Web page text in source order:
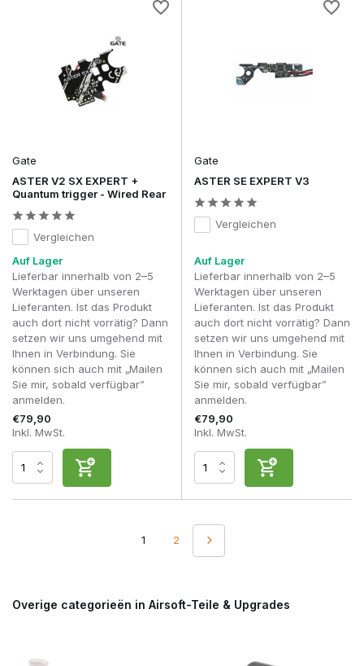
Gate
ASTER V2 SX EXPERT +
Quantum trigger - Wired Rear
Vergleichen
Auf Lager
Lieferbar innerhalb von 2–5
Werktagen über unseren
Lieferanten. Ist das Produkt
auch dort nicht vorrätig? Dann
setzen wir uns umgehend mit
Ihnen in Verbindung. Sie
können sich auch mit „Mailen
Sie mir, sobald verfügbar”
anmelden.
€79,90
Inkl. MwSt.
Gate
ASTER SE EXPERT V3
Vergleichen
Auf Lager
Lieferbar innerhalb von 2–5
Werktagen über unseren
Lieferanten. Ist das Produkt
auch dort nicht vorrätig? Dann
setzen wir uns umgehend mit
Ihnen in Verbindung. Sie
können sich auch mit „Mailen
Sie mir, sobald verfügbar”
anmelden.
€79,90
Inkl. MwSt.
1 2
Overige categorieën in Airsoft-Teile & Upgrades